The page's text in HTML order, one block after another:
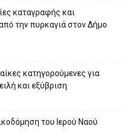
καταγραφής και
την πυρκαγιά στον Δήμο
κατηγορούμενες για
και εξύβριση
του Ιερού Ναού